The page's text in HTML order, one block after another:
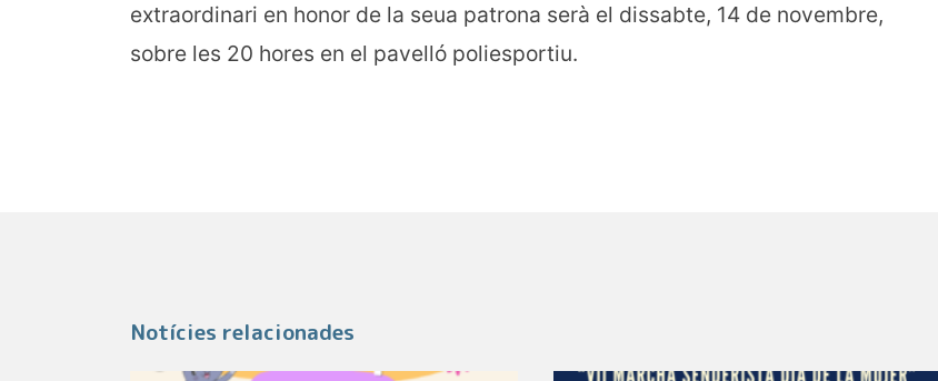
extraordinari en honor de la seua patrona serà el dissabte, 14 de novembre,
sobre les 20 hores en el pavelló poliesportiu.
Notícies relacionades